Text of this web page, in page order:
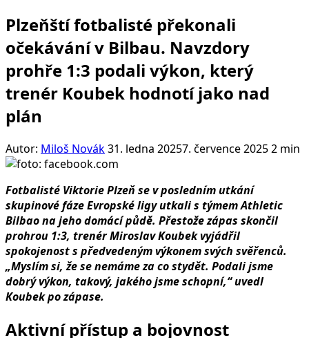
Plzeňští fotbalisté překonali
očekávání v Bilbau. Navzdory
prohře 1:3 podali výkon, který
trenér Koubek hodnotí jako nad
plán
Autor: Miloš Novák31. ledna 20257. července 20252 min
Fotbalisté Viktorie Plzeň se v posledním utkání
skupinové fáze Evropské ligy utkali s týmem Athletic
Bilbao na jeho domácí půdě. Přestože zápas skončil
prohrou 1:3, trenér Miroslav Koubek vyjádřil
spokojenost s předvedeným výkonem svých svěřenců.
„Myslím si, že se nemáme za co stydět. Podali jsme
dobrý výkon, takový, jakého jsme schopní,“ uvedl
Koubek po zápase.
Aktivní přístup a bojovnost